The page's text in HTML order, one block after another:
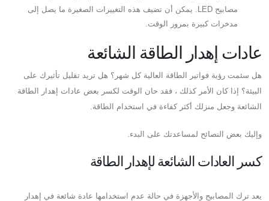
مصابيح LED. يمكن أن تضيف هذه التغييرات الصغيرة ما يصل إلى
مدخرات كبيرة بمرور الوقت.
عادات إهدار الطاقة الشائعة
هل سئمت رؤية فواتير الطاقة العالية كل شهر؟ هل تريد تقليل تأثيرك على
البيئة؟ إذا كان الأمر كذلك ، فقد حان الوقت لكسر بعض عادات إهدار الطاقة
الشائعة وجعل منزلك أكثر كفاءة في استخدام الطاقة.
وإليك بعض النصائح لمساعدتك على البدء.
كسر العادات الشائعة لإهدار الطاقة
يعد ترك المصابيح والأجهزة في حالة عدم استخدامها عادة شائعة في إهدار